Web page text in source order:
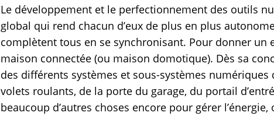
Le développement et le perfectionnement des outils
global qui rend chacun d’eux de plus en plus
complètent tous en se synchronisant. Pour donner
maison connectée (ou maison domotique). Dès sa
des différents systèmes et sous-systèmes numériques
volets roulants, de la porte du garage, du portail
beaucoup d’autres choses encore pour gérer